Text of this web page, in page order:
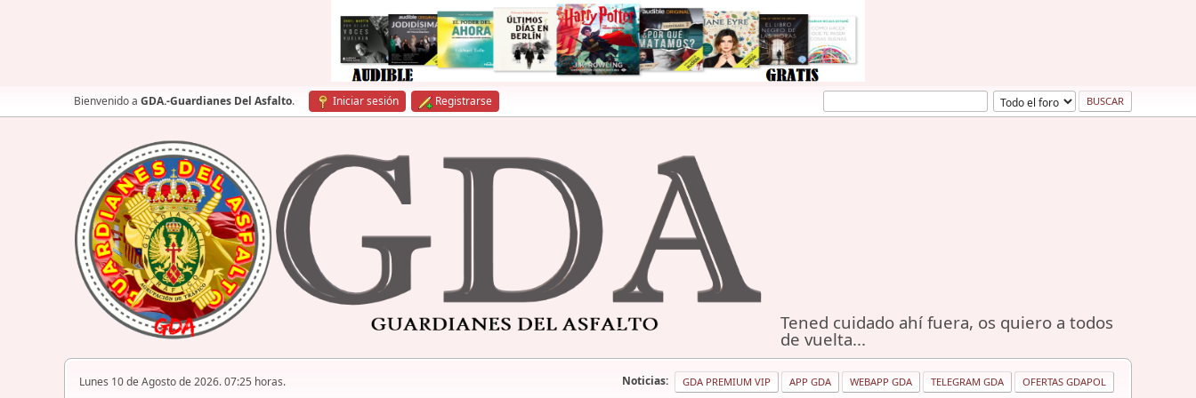
Bienvenido a GDA.-Guardianes Del Asfalto. Iniciar sesión Registrarse
Tened cuidado ahí fuera, os quiero a todos
de vuelta...
Lunes 10 de Agosto de 2026. 07:25 horas. Noticias: GDA PREMIUM VIP APP GDA WEBAPP GDA TELEGRAM GDA OFERTAS GDAPOL